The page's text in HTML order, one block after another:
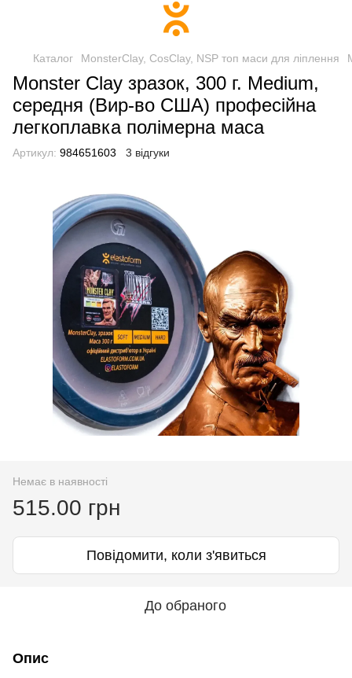
Каталог MonsterClay, CosClay, NSP топ маси для ліплення
Monster Clay зразок, 300 г. Medium,
середня (Вир-во США) професійна
легкоплавка полімерна маса
Артикул: 984651603 3 відгуки
Немає в наявності
515.00 грн
Повідомити, коли з'явиться
До обраного
Опис